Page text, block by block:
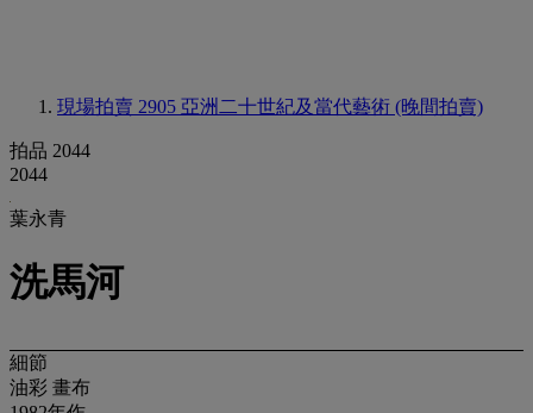
現場拍賣 2905 亞洲二十世紀及當代藝術 (晚間拍賣)
拍品 2044
2044
葉永青
洗馬河
細節
油彩 畫布